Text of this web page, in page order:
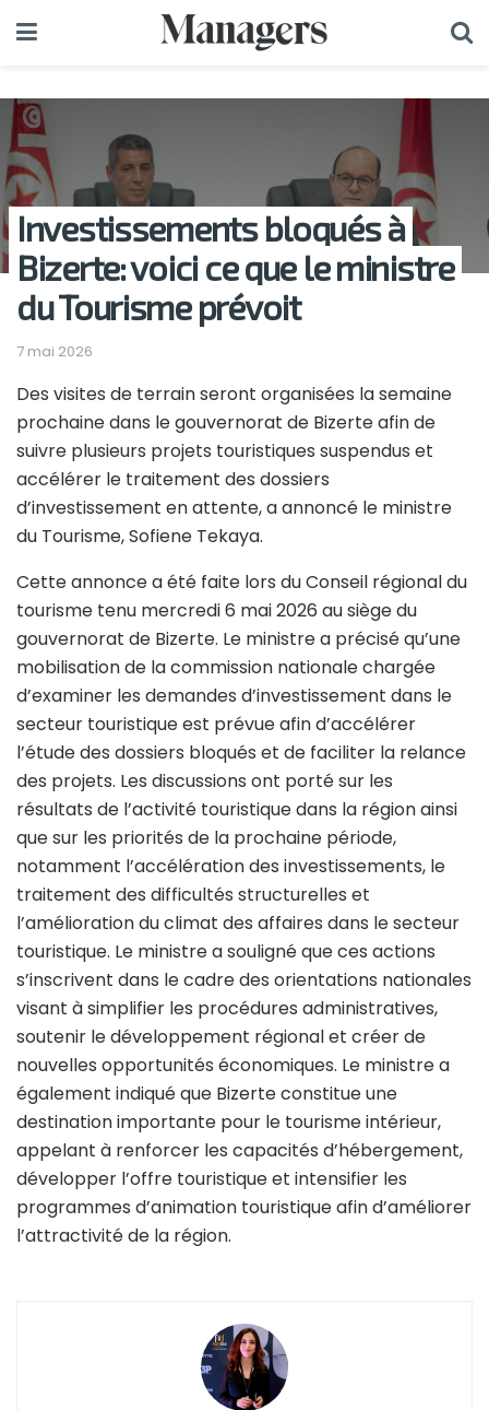
Investissements bloqués à
Bizerte: voici ce que le ministre
du Tourisme prévoit
7 mai 2026
Des visites de terrain seront organisées la semaine
prochaine dans le gouvernorat de Bizerte afin de
suivre plusieurs projets touristiques suspendus et
accélérer le traitement des dossiers
d’investissement en attente, a annoncé le ministre
du Tourisme, Sofiene Tekaya.
Cette annonce a été faite lors du Conseil régional du
tourisme tenu mercredi 6 mai 2026 au siège du
gouvernorat de Bizerte. Le ministre a précisé qu’une
mobilisation de la commission nationale chargée
d’examiner les demandes d’investissement dans le
secteur touristique est prévue afin d’accélérer
l’étude des dossiers bloqués et de faciliter la relance
des projets. Les discussions ont porté sur les
résultats de l’activité touristique dans la région ainsi
que sur les priorités de la prochaine période,
notamment l’accélération des investissements, le
traitement des difficultés structurelles et
l’amélioration du climat des affaires dans le secteur
touristique. Le ministre a souligné que ces actions
s’inscrivent dans le cadre des orientations nationales
visant à simplifier les procédures administratives,
soutenir le développement régional et créer de
nouvelles opportunités économiques. Le ministre a
également indiqué que Bizerte constitue une
destination importante pour le tourisme intérieur,
appelant à renforcer les capacités d’hébergement,
développer l’offre touristique et intensifier les
programmes d’animation touristique afin d’améliorer
l’attractivité de la région.